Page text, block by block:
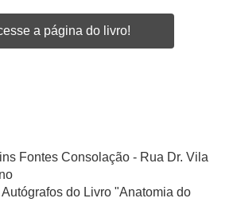
a página do livro!
Fontes Consolação - Rua Dr. Vila
do Livro "Anatomia do